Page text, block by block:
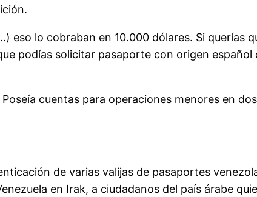
lo cobraban en 10.000 dólares. Si querías
podías solicitar pasaporte con origen español
cuentas para operaciones menores en
de varias valijas de pasaportes
en Irak, a ciudadanos del país árabe